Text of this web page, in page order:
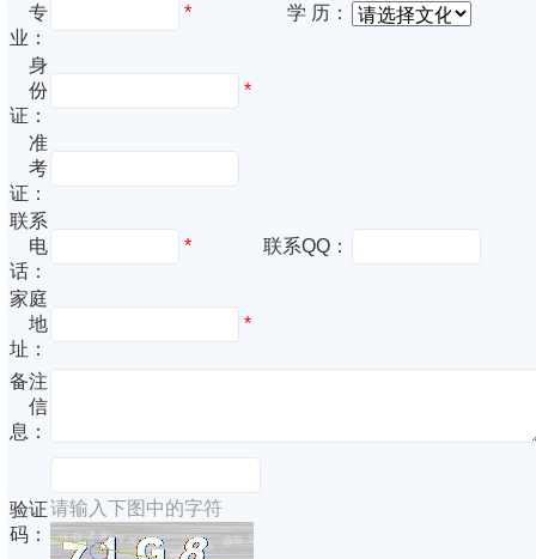
专
业：
* 学 历：
身
份
证：
*
准
考
证：
联系
电
话：
* 联系QQ：
家庭
地
址：
*
备注
信
息：
验证
码：
请输入下图中的字符